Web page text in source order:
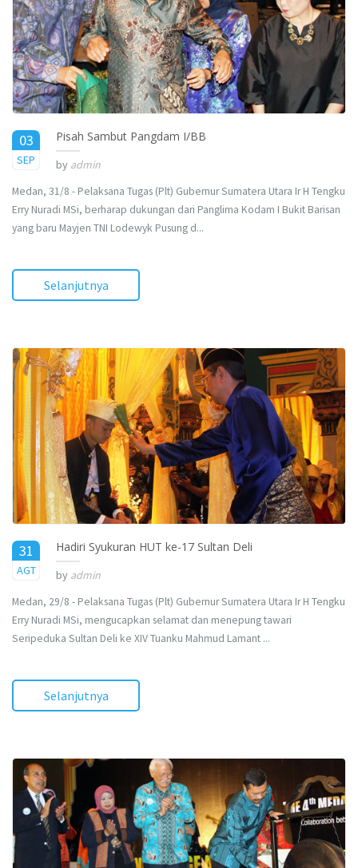
03
SEP
2015
Pisah Sambut Pangdam I/BB
by admin
Medan, 31/8 - Pelaksana Tugas (Plt) Gubernur Sumatera Utara Ir H Tengku
Erry Nuradi MSi, berharap dukungan dari Panglima Kodam I Bukit Barisan
yang baru Mayjen TNI Lodewyk Pusung d...
Selanjutnya
31
AGT
2015
Hadiri Syukuran HUT ke-17 Sultan Deli
by admin
Medan, 29/8 - Pelaksana Tugas (Plt) Gubernur Sumatera Utara Ir H Tengku
Erry Nuradi MSi, mengucapkan selamat dan menepung tawari
Seripeduka Sultan Deli ke XIV Tuanku Mahmud Lamant ...
Selanjutnya